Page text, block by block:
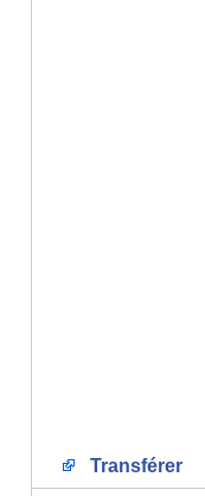
Transférer